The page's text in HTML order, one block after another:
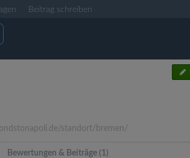
Beitrag schreiben
standort/bremen/
Bewertungen & Beiträge (1)